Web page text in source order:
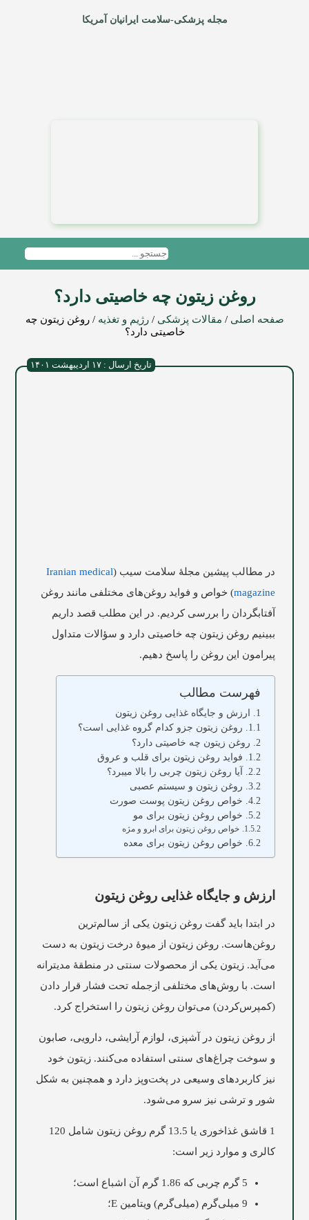
مجله پزشکی-سلامت ایرانیان آمریکا
روغن زیتون چه خاصیتی دارد؟
صفحه اصلی / مقالات پزشکی /رژیم و تغذیه /روغن زیتون چه
خاصیتی دارد؟
تاریخ ارسال : ۱۷ اردیبهشت ۱۴۰۱
در مطالب پیشین مجلۀ سلامت سیب (
Iranian medical
magazine) خواص و فواید روغن‌های مختلفی مانند روغن
آفتابگردان را بررسی کردیم. در این مطلب قصد داریم
ببینیم روغن زیتون چه خاصیتی دارد و سؤالات متداول
پیرامون این روغن را پاسخ دهیم.
فهرست مطالب
ارزش و جایگاه غذایی روغن زیتون
روغن زیتون جزو کدام گروه غذایی است؟
روغن زیتون چه خاصیتی دارد؟
فواید روغن زیتون برای قلب و عروق
آیا روغن زیتون چربی را بالا میبرد؟
روغن زیتون و سیستم عصبی
خواص روغن زیتون پوست صورت
خواص روغن زیتون برای مو
خواص روغن زیتون برای ابرو و مژه
خواص روغن زیتون برای معده
ارزش و جایگاه غذایی روغن زیتون
در ابتدا باید گفت روغن زیتون یکی از سالم‌ترین
روغن‌هاست. روغن زیتون از میوۀ درخت زیتون به دست
می‌آید. زیتون یکی از محصولات سنتی در منطقۀ مدیترانه
است. با روش‌های مختلفی ازجمله تحت فشار قرار دادن
(کمپرس‌کردن) می‌توان روغن زیتون را استخراج کرد.
از روغن زیتون در آشپزی، لوازم ‌آرایشی، دارویی، صابون
و سوخت چراغ‌های سنتی استفاده می‌کنند. زیتون خود
نیز کاربردهای وسیعی در پخت‌وپز دارد و همچنین به شکل
شور و ترشی نیز سرو می‌شود.
1 قاشق غذاخوری یا 13.5 گرم روغن زیتون شامل 120
کالری و موارد زیر است:
5 گرم چربی که 1.86 گرم آن اشباع است؛
9 میلی‌گرم (میلی‌گرم) ویتامین E؛